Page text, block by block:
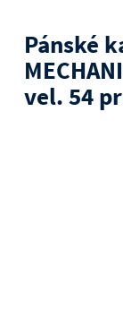
Pánské
vel. 54